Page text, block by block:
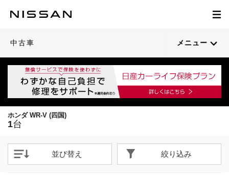
中古車 メニュー
ホンダ WR-V (四国)
1台
並び替え 絞り込み
25
閉じる